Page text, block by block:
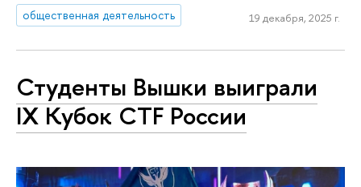
общественная деятельность
19 декабря, 2025 г.
Студенты Вышки выиграли
IX Кубок CTF России